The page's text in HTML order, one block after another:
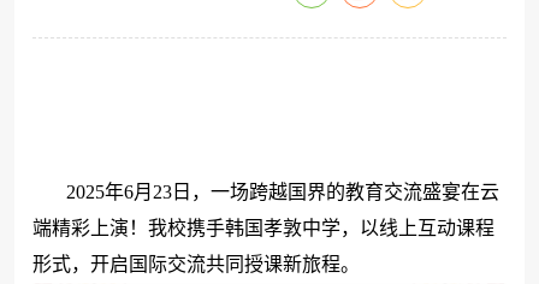
2025年6月23日，一场跨越国界的教育交流盛宴在云
端精彩上演！我校携手韩国孝敦中学，以线上互动课程
形式，开启国际交流共同授课新旅程。